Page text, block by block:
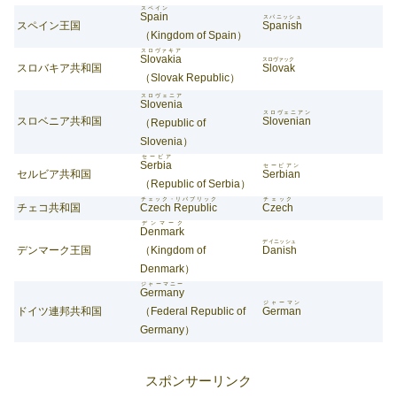
スペイン王国
Spain
スペイン
（Kingdom of Spain）
Spanish
スパニッシュ
スロバキア共和国
Slovakia
スロヴァキア
（Slovak Republic）
Slovak
スロヴァック
スロベニア共和国
Slovenia
スロヴェニア
（Republic of
Slovenia）
Slovenian
スロヴェニアン
セルビア共和国
Serbia
セービア
（Republic of Serbia）
Serbian
セービアン
チェコ共和国 Czech Republic
チェック・リパブリック
Czech
チェック
デンマーク王国
Denmark
デンマーク
（Kingdom of
Denmark）
Danish
デイニッシュ
ドイツ連邦共和国
Germany
ジャーマニー
（Federal Republic of
Germany）
German
ジャーマン
スポンサーリンク